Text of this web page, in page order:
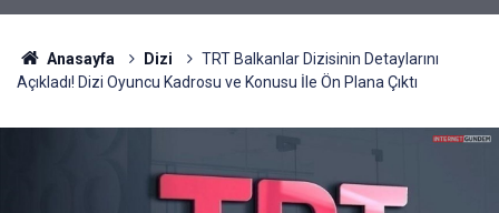
Anasayfa Dizi
TRT Balkanlar Dizisinin Detaylarını
Açıkladı! Dizi Oyuncu Kadrosu ve Konusu İle Ön Plana Çıktı